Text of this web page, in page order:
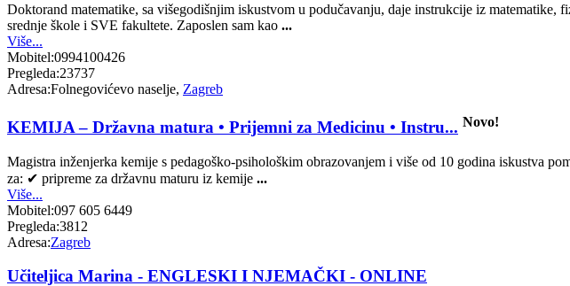
Doktorand matematike, sa višegodišnjim iskustvom u podučavanju, daje instrukcije iz
srednje škole i SVE fakultete. Zaposlen sam kao ...
Više...
Mobitel:0994100426
Pregleda:23737
Adresa:Folnegovićevo naselje, Zagreb
KEMIJA – Državna matura • Prijemni za Medicinu • Instru... Novo!
Magistra inženjerka kemije s pedagoško-psihološkim obrazovanjem i više od 10 godina iskustva
za: ✔ pripreme za državnu maturu iz kemije ...
Više...
Mobitel:097 605 6449
Pregleda:3812
Adresa:Zagreb
Učiteljica Marina - ENGLESKI I NJEMAČKI - ONLINE